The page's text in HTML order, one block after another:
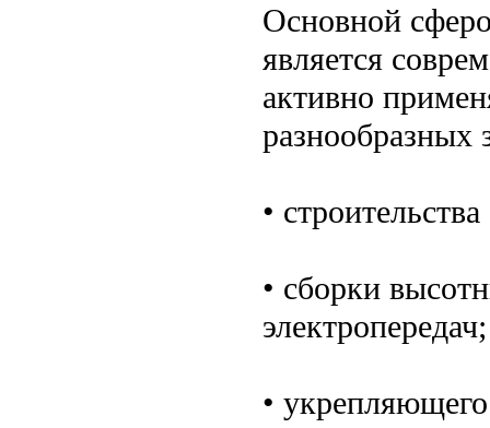
Основной
является
активно
разнообразных
•
• сборки
электропередач;
•